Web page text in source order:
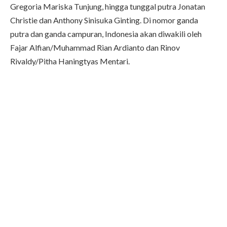
Gregoria Mariska Tunjung, hingga tunggal putra Jonatan
Christie dan Anthony Sinisuka Ginting. Di nomor ganda
putra dan ganda campuran, Indonesia akan diwakili oleh
Fajar Alfian/Muhammad Rian Ardianto dan Rinov
Rivaldy/Pitha Haningtyas Mentari.